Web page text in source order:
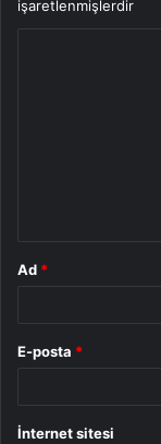
işaretlenmişlerdir
Ad *
E-posta *
İnternet sitesi